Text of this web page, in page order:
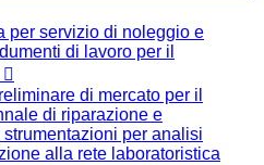
per servizio di noleggio e
di lavoro per il
di mercato per il
di riparazione e
per analisi
alla rete laboratoristica